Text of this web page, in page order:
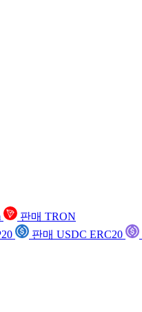
판매 TRON
판매 USDC ERC20